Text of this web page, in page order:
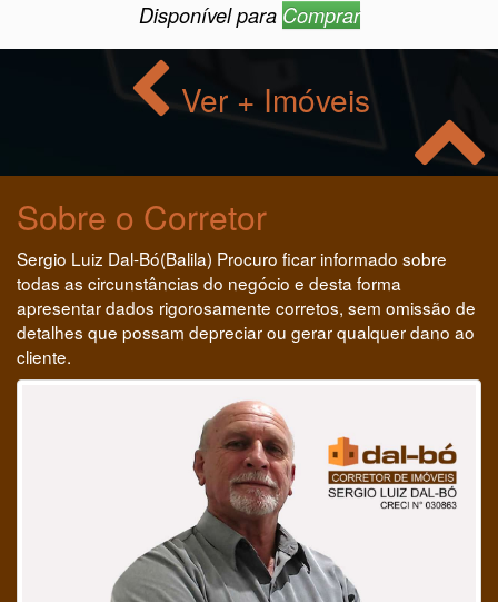
Disponível para Comprar
Ver + Imóveis
Sobre o Corretor
Sergio Luiz Dal-Bó(Balila) Procuro ficar informado sobre
todas as circunstâncias do negócio e desta forma
apresentar dados rigorosamente corretos, sem omissão de
detalhes que possam depreciar ou gerar qualquer dano ao
cliente.